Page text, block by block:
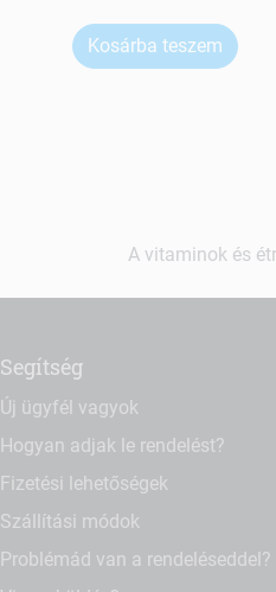
Kosárba teszem
A vitaminok és
Segítség
Új ügyfél vagyok
Hogyan adjak le rendelést?
Fizetési lehetőségek
Szállítási módok
Problémád van a rendeléseddel?